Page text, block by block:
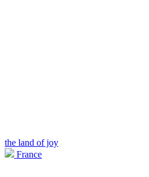
the land of joy
France